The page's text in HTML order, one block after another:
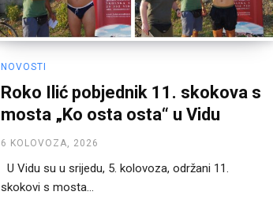
NOVOSTI
Roko Ilić pobjednik 11. skokova s
mosta „Ko osta osta“ u Vidu
6 KOLOVOZA, 2026
U Vidu su u srijedu, 5. kolovoza, održani 11.
skokovi s mosta...